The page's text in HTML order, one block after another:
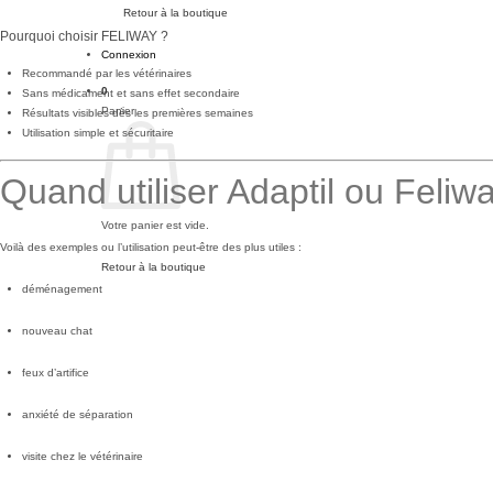
Retour à la boutique
Connexion
0
Panier
Votre panier est vide.
Retour à la boutique
Pourquoi choisir FELIWAY ?
Recommandé par les vétérinaires
Sans médicament et sans effet secondaire
Résultats visibles dès les premières semaines
Utilisation simple et sécuritaire
Quand utiliser Adaptil ou
Voilà des exemples ou l’utilisation peut-être des plus utiles :
déménagement
nouveau chat
feux d’artifice
anxiété de séparation
visite chez le vétérinaire